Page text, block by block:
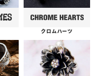
クロムハーツ